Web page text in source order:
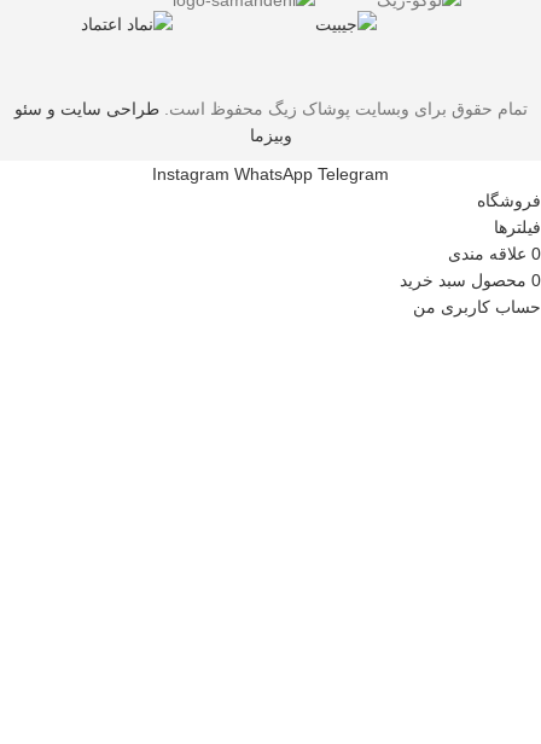
تمام حقوق برای وبسایت پوشاک زیگ محفوظ است.طراحی سایت و سئو
وبیزما
Instagram WhatsApp Telegram
فروشگاه
فیلترها
0 علاقه مندی
0 محصول سبد خرید
حساب کاربری من